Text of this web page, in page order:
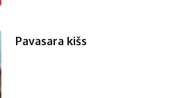
Pavasara kišs